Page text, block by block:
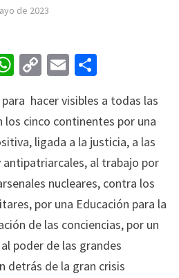
de 2023
W
at
sA
p
p
C
p
y
Li
n
k
E
ai
l
C
m
p
ar
tir
hacer visibles a todas las
los cinco continentes por una
ligada a la justicia, a las
al trabajo por
nucleares, contra los
por una Educación para la
de las conciencias, por un
poder de las grandes
detrás de la gran crisis